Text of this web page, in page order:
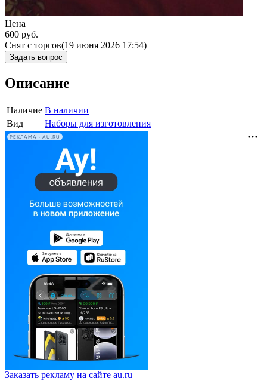
Цена
600 руб.
Снят с торгов(19 июня 2026 17:54)
Задать вопрос
Описание
Наличие В наличии
Вид
Наборы для изготовления
РЕКЛАМА • AU.RU
Заказать рекламу на сайте au.ru